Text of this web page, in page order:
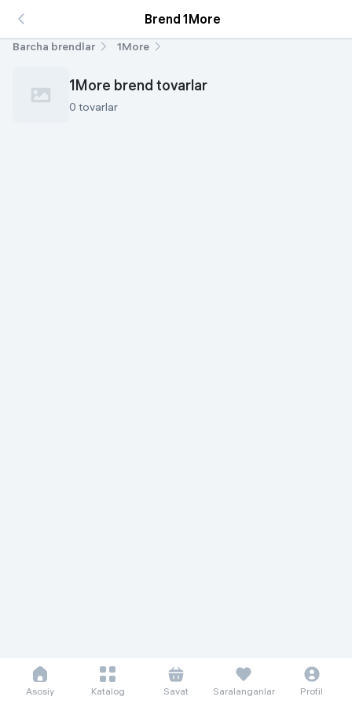
Brend 1More
Barcha brendlar 1More
1More brend tovarlar
0 tovarlar
Asosiy Katalog Savat Saralanganlar Profil